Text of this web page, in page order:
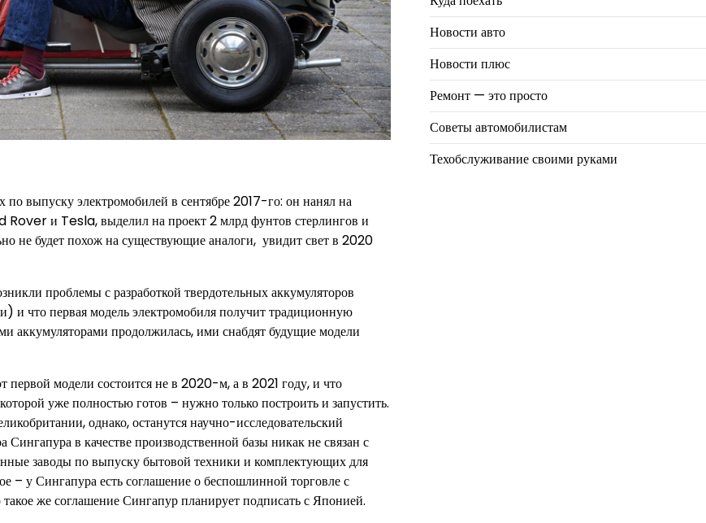
выпуску электромобилей в сентябре 2017-го: он нанял на
и Tesla, выделил на проект 2 млрд фунтов стерлингов и
не будет похож на существующие аналоги, увидит свет в 2020
проблемы с разработкой твердотельных аккумуляторов
и что первая модель электромобиля получит традиционную
аккумуляторами продолжилась, ими снабдят будущие модели
модели состоится не в 2020-м, а в 2021 году, и что
уже полностью готов – нужно только построить и запустить.
однако, останутся научно-исследовательский
в качестве производственной базы никак не связан с
заводы по выпуску бытовой техники и комплектующих для
– у Сингапура есть соглашение о беспошлинной торговле с
же соглашение Сингапур планирует подписать с Японией.
Новости авто
Новости плюс
Ремонт — это просто
Советы автомобилистам
Техобслуживание своими руками